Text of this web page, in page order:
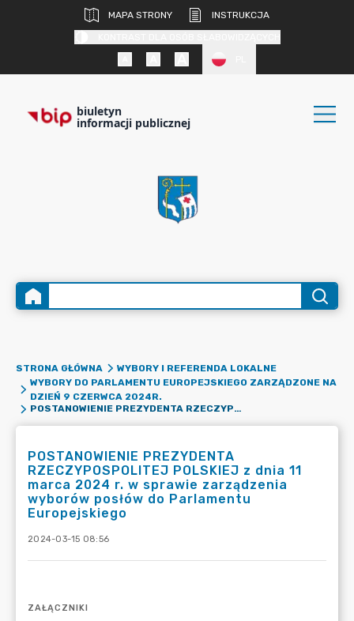
MAPA STRONY
INSTRUKCJA
biuletyn
informacji publicznej
STRONA GŁÓWNA
WYBORY I REFERENDA LOKALNE
WYBORY DO PARLAMENTU EUROPEJSKIEGO ZARZĄDZONE NA
DZIEŃ 9 CZERWCA 2024R.
POSTANOWIENIE PREZYDENTA RZECZYPOSPOLITEJ POLSKIEJ Z DNIA 11 MARCA 2024 R. W SPRAWIE ZARZĄDZENIA WYBORÓW POSŁÓW DO PARLAMENTU EUROPEJSKIEGO
POSTANOWIENIE PREZYDENTA
RZECZYPOSPOLITEJ POLSKIEJ z dnia 11
marca 2024 r. w sprawie zarządzenia
wyborów posłów do Parlamentu
Europejskiego
2024-03-15 08:56
ZAŁĄCZNIKI